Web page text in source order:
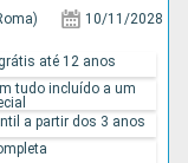
10/11/2028
até 12 anos
tudo incluído a um
a partir dos 3 anos